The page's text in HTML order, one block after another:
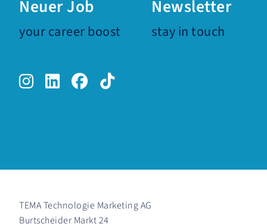
Neuer Job
your career boost
Newsletter
stay in touch
Instagram.
LinkedIn.Facebook.
TikTok.
TEMA Technologie Marketing AG
Burtscheider Markt 24